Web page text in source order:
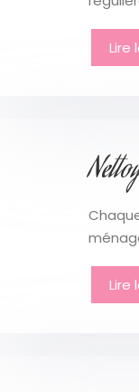
Lire
Lire